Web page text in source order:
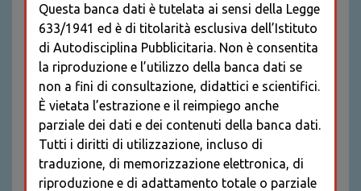
REGISTRATI
* I CAMPI CONTRASSEGNATI SONO
OBBLIGATORI
Questa banca dati è tutelata ai sensi della Legge
633/1941 ed è di titolarità esclusiva dell’Istituto
di Autodisciplina Pubblicitaria. Non è consentita
la riproduzione e l’utilizzo della banca dati se
non a fini di consultazione, didattici e scientifici.
È vietata l’estrazione e il reimpiego anche
parziale dei dati e dei contenuti della banca dati.
Tutti i diritti di utilizzazione, incluso di
traduzione, di memorizzazione elettronica, di
riproduzione e di adattamento totale o parziale